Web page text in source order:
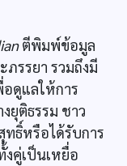
ตีพิมพ์ข้อมูล
ภรรยา รวมถึงมี
ดูแลให้การ
ยุติธรรม ชาว
ทธิ์หรือได้รับการ
คู่เป็นเหยื่อ